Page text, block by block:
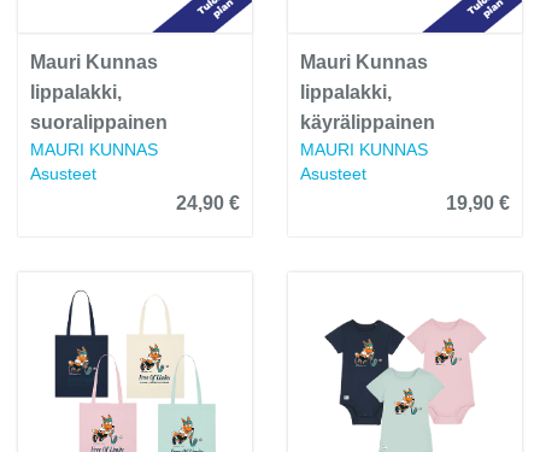
Mauri Kunnas
lippalakki,
suoralippainen
MAURI KUNNAS
Asusteet
24,90 €
Mauri Kunnas
lippalakki,
käyrälippainen
MAURI KUNNAS
Asusteet
19,90 €